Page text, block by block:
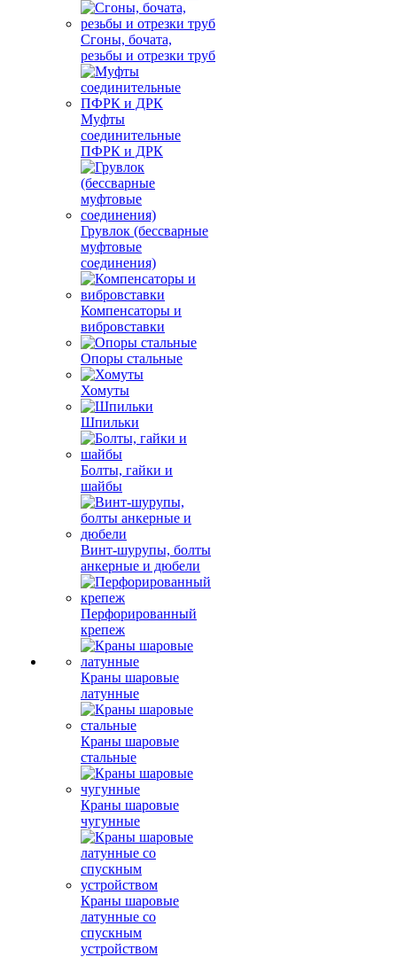
Сгоны, бочата,
резьбы и отрезки труб
Муфты
соединительные
ПФРК и ДРК
Грувлок (бессварные
муфтовые
соединения)
Компенсаторы и
вибровставки
Опоры стальные
Хомуты
Шпильки
Болты, гайки и
шайбы
Винт-шурупы, болты
анкерные и дюбели
Перфорированный
крепеж
Краны шаровые
латунные
Краны шаровые
стальные
Краны шаровые
чугунные
Краны шаровые
латунные со
спускным
устройством